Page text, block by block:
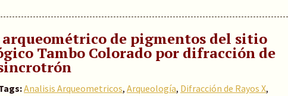
de pigmentos del sitio
Tambo Colorado por difracción de
Analisis Arqueometricos, Arqueología, Difracción de Rayos X,